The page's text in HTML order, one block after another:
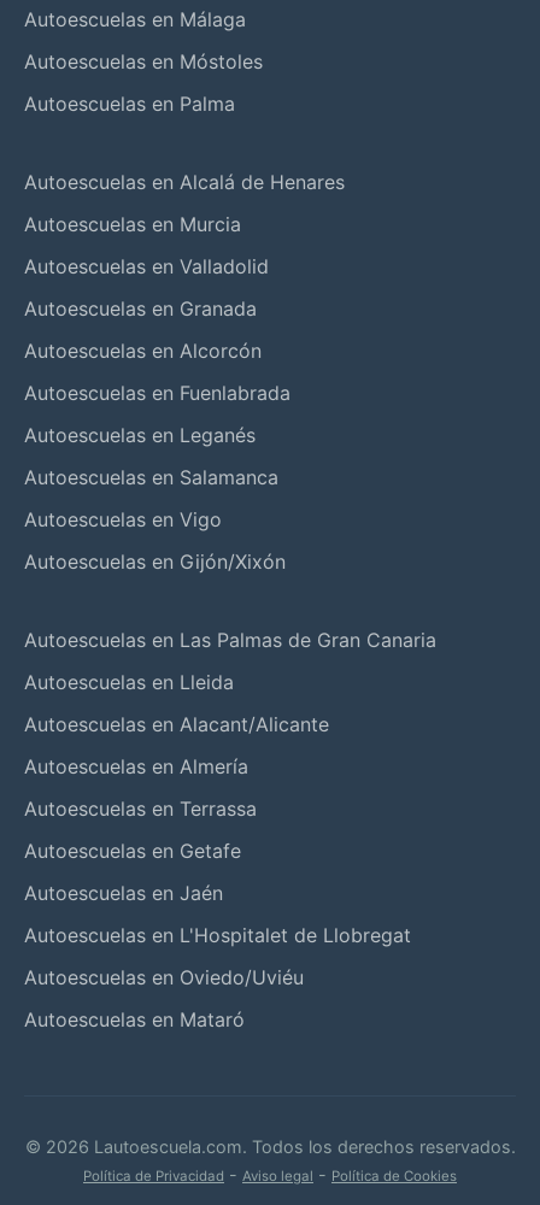
Autoescuelas en Málaga
Autoescuelas en Móstoles
Autoescuelas en Palma
Autoescuelas en Alcalá de Henares
Autoescuelas en Murcia
Autoescuelas en Valladolid
Autoescuelas en Granada
Autoescuelas en Alcorcón
Autoescuelas en Fuenlabrada
Autoescuelas en Leganés
Autoescuelas en Salamanca
Autoescuelas en Vigo
Autoescuelas en Gijón/Xixón
Autoescuelas en Las Palmas de Gran Canaria
Autoescuelas en Lleida
Autoescuelas en Alacant/Alicante
Autoescuelas en Almería
Autoescuelas en Terrassa
Autoescuelas en Getafe
Autoescuelas en Jaén
Autoescuelas en L'Hospitalet de Llobregat
Autoescuelas en Oviedo/Uviéu
Autoescuelas en Mataró
© 2026 Lautoescuela.com. Todos los derechos reservados.
Política de Privacidad - Aviso legal - Política de Cookies